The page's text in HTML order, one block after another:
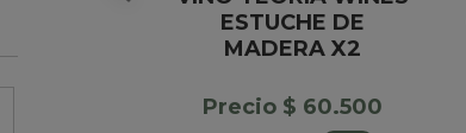
ESTUCHE DE
MADERA X2
Precio $ 60.500